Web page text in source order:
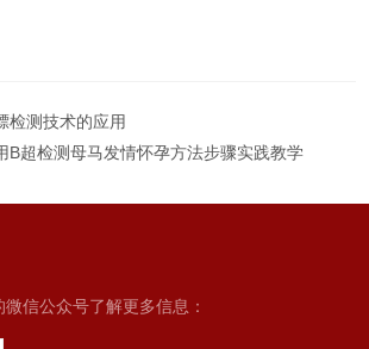
检测技术的应用
B超检测母马发情怀孕方法步骤实践教学
信公众号了解更多信息：